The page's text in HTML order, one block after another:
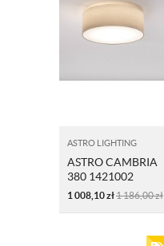
ASTRO LIGHTING
ASTRO CAMBRIA
380 1421002
PIASKOWY
1 008,10zł1 186,00zł